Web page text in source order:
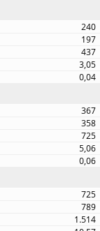
240
197
437
3,05
0,04
367
358
725
5,06
0,06
725
789
1.514